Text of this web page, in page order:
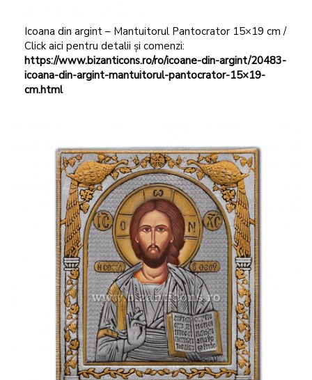
Icoana din argint – Mantuitorul Pantocrator 15×19 cm /
Click aici pentru detalii și comenzi:
https://www.bizanticons.ro/ro/icoane-din-argint/20483-
icoana-din-argint-mantuitorul-pantocrator-15×19-
cm.html